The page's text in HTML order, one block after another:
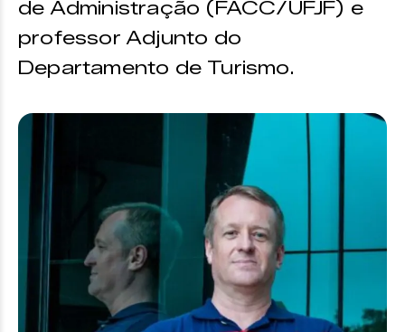
de Administração (FACC/UFJF) e
professor Adjunto do
Departamento de Turismo.